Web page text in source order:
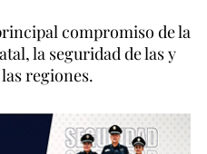
compromiso de la
la seguridad de las y
regiones.